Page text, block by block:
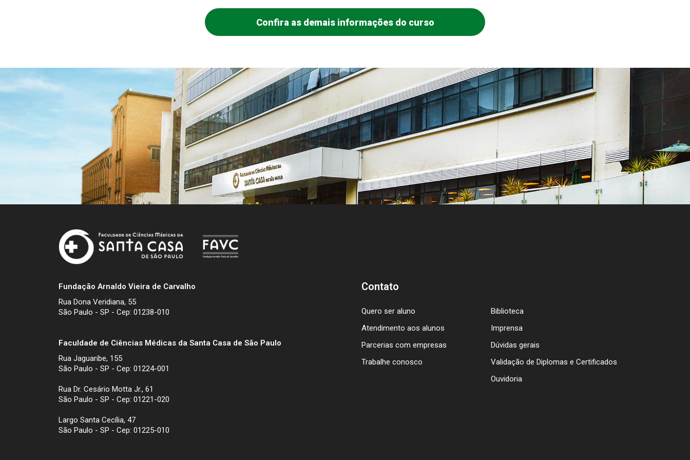
Confira as demais informações do curso
Fundação Arnaldo Vieira de Carvalho
Rua Dona Veridiana, 55
São Paulo - SP - Cep: 01238-010
Faculdade de Ciências Médicas da Santa Casa de São Paulo
Rua Jaguaribe, 155
São Paulo - SP - Cep: 01224-001
Rua Dr. Cesário Motta Jr., 61
São Paulo - SP - Cep: 01221-020
Largo Santa Cecília, 47
São Paulo - SP - Cep: 01225-010
Contato
Quero ser aluno
Atendimento aos alunos
Parcerias com empresas
Trabalhe conosco
Biblioteca
Imprensa
Dúvidas gerais
Validação de Diplomas e Certificados
Ouvidoria